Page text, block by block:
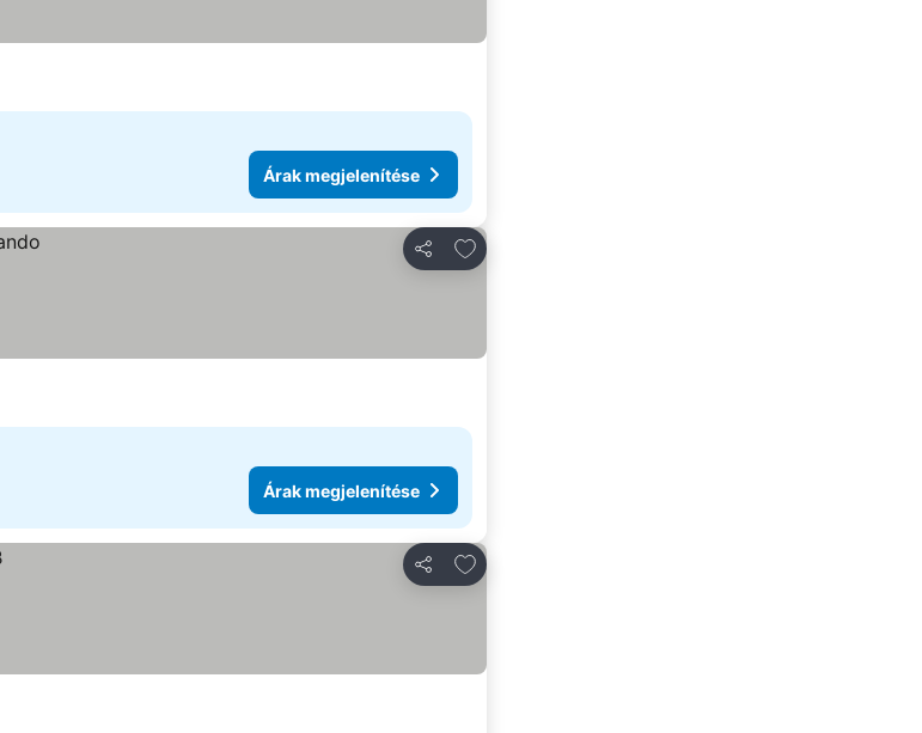
Árak megjelenítése
Megosztás
Hozzáadás a kedvencekhez
Árak megjelenítése
Megosztás
Hozzáadás a kedvencekhez